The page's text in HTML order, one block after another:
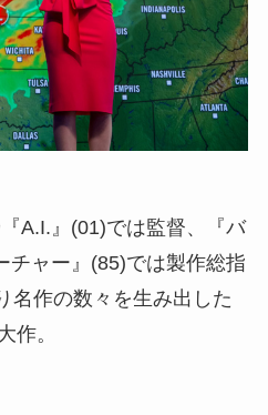
A.I.』(01)では監督、『バ
チャー』(85)では製作総指
名作の数々を生み出した
作。